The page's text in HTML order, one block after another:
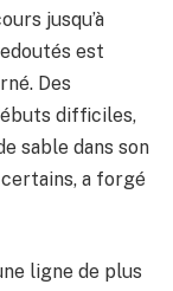
jusqu’à
est
Des
difficiles,
sable dans son
a forgé
ligne de plus